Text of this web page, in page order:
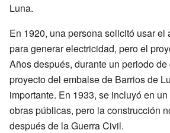
Luna.
En 1920, una persona solicitó usar el
para generar electricidad, pero el
Años después, durante un periodo
proyecto del embalse de Barrios de
importante. En 1933, se incluyó en
obras públicas, pero la construcción
después de la Guerra Civil.